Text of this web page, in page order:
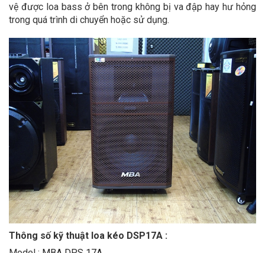
vệ được loa bass ở bên trong không bị va đập hay hư hỏng
trong quá trình di chuyển hoặc sử dụng.
Thông số kỹ thuật loa kéo DSP17A :